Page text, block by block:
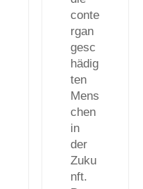
conte
rgan
gesc
hädig
ten
Mens
chen
in
der
Zuku
nft.